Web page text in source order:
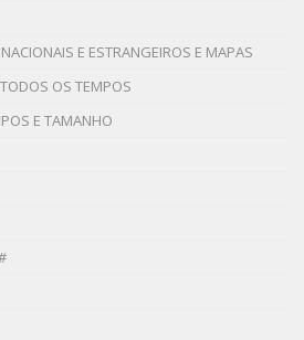
E ESTRANGEIROS E MAPAS
OS TEMPOS
E TAMANHO